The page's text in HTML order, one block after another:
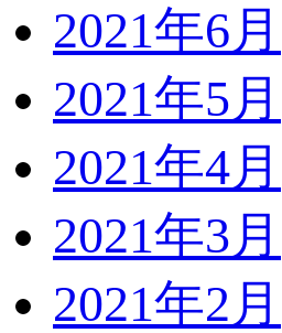
2021年6月
2021年5月
2021年4月
2021年3月
2021年2月